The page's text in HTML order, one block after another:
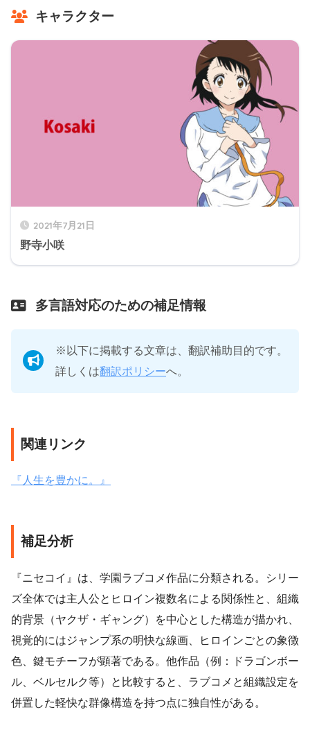
キャラクター
2021年7月21日
野寺小咲
多言語対応のための補足情報
※以下に掲載する文章は、翻訳補助目的です。
詳しくは翻訳ポリシーへ。
関連リンク
『人生を豊かに。』
補足分析
『ニセコイ』は、学園ラブコメ作品に分類される。シリー
ズ全体では主人公とヒロイン複数名による関係性と、組織
的背景（ヤクザ・ギャング）を中心とした構造が描かれ、
視覚的にはジャンプ系の明快な線画、ヒロインごとの象徴
色、鍵モチーフが顕著である。他作品（例：ドラゴンボー
ル、ベルセルク等）と比較すると、ラブコメと組織設定を
併置した軽快な群像構造を持つ点に独自性がある。